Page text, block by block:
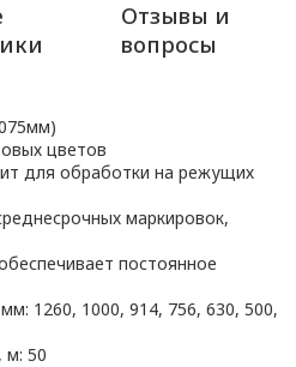
Отзывы и
вопросы
цветов
для обработки на режущих
маркировок,
постоянное
1260, 1000, 914, 756, 630, 500,
м: 50